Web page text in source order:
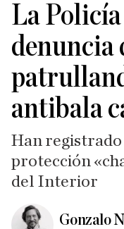
La
denuncia
antibala
Han registrado
protección
del Interior
Gonzalo